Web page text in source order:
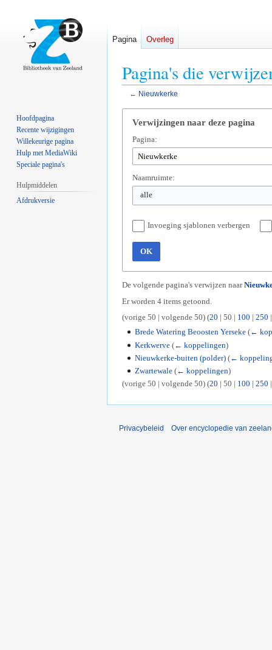
Pagina's die
← Nieuwkerke
navigatie
springen
zoeken
springen
Verwijzingen naar deze pagina
Pagina:
Naamruimte:
alle
Invoeging sjablonen verbergen
OK
De volgende pagina's verwijzen naar
Er worden 4 items getoond.
(vorige 50 | volgende 50) (20 | 50 | 100 | 250
Brede Watering Beoosten Yerseke (←
Kerkwerve (← koppelingen)
Nieuwkerke-buiten (polder) (←
Zwartewale (← koppelingen)
(vorige 50 | volgende 50) (20 | 50 | 100 | 250
Pagina Overleg
Hoofdpagina
Recente wijzigingen
Willekeurige pagina
Hulp met MediaWiki
Speciale pagina's
Hulpmiddelen
Afdrukversie
Privacybeleid Over encyclopedie van